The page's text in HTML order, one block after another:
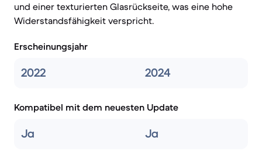
und einer texturierten Glasrückseite, was eine hohe
Widerstandsfähigkeit verspricht.
Erscheinungsjahr
2022 2024
Kompatibel mit dem neuesten Update
Ja Ja